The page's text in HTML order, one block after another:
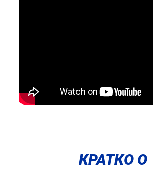
КРАТКО О